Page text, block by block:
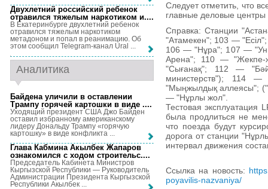
Следует отметить, что
главные деловые
Справка: Станции
"Атамекен"; 103 —
106 — "Нұра"; 107 —
Арена"; 110 — "Жекпе-
"Сығанақ"; 112 —
министерств"); 114
"Мыңжылдық аллеясы";
— "Нұрлы жол".
Тестовая эксплуатация
была продлиться не
что поезда будут
дорога от станции
интервал движения
Ссылка на новость:
poyavilis-nazvaniya/
Двухлетний российский ребенок
отравился тяжелым наркотиком и....
В Екатеринбурге двухлетний ребенок
отравился тяжелым наркотиком
метадоном и попал в реанимацию. Об
этом сообщил Telegram-канал Ural ...
Аналитика
Байдена уличили в оставлении
Трампу горячей картошки в виде ....
Уходящий президент США Джо Байден
оставил избранному американскому
лидеру Дональду Трампу «горячую
картошку» в виде конфликта ...
Глава Кабмина Акылбек Жапаров
ознакомился с ходом строительс....
Председатель Кабинета Министров
Кыргызской Республики — Руководитель
Администрации Президента Кыргызской
Республики Акылбек ...